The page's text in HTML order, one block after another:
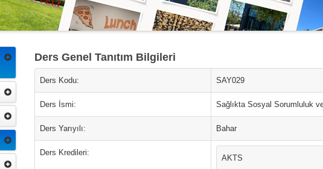
Ders Genel Tanıtım Bilgileri
Ders Kodu: SAY029
Ders İsmi: Sağlıkta Sosyal Sorumluluk
Ders Yarıyılı: Bahar
Ders Kredileri:
AKTS